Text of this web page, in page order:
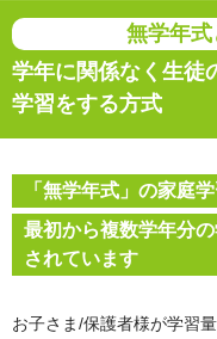
無学年式
学年に関係なく生徒
学習をする方式
「無学年式」の家庭
最初から複数学年分
されています
お子さま/保護者様が学習